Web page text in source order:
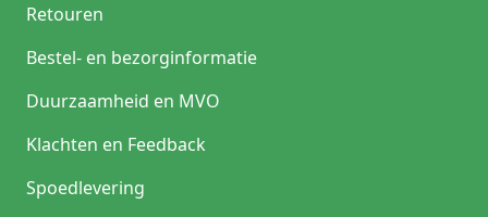
Retouren
Bestel- en bezorginformatie
Duurzaamheid en MVO
Klachten en Feedback
Spoedlevering